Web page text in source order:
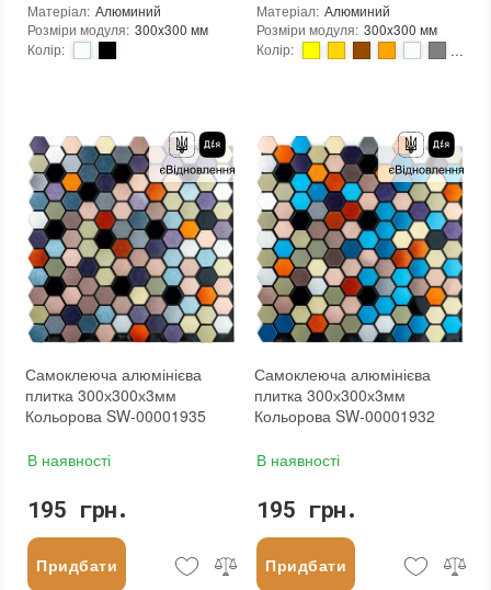
Матеріал: Алюминий
Розміри модуля: 300x300 мм
Колір:
Основа: Самоклейка
Призначення:
В інтер'єрі, Для лазні, Для басейну, Для ванної кімнати та туалету, Для вітальні, Для душової, Для кухні, Для спальні, Для фартуха
Вага модуля: 0.2 кг
Товщина чіпа: 3 мм
Площа модуля: 0,09 м²
Країна виробника: Китай
Бренд: Sticker Wall
Тип поверхні: Матова
: новий
: Зі знижкою
Матеріал: Алюминий
Розміри модуля: 300x300 мм
Колір:
Основа: Самоклейка
Призначення:
В інтер'єрі, Для лазні, Для басейну, Для ванної кімнати та туалету, Для вітальні, Для душової, Для кухні, Для спальні, Для фартуха
Вага модуля: 0.2 кг
Товщина чіпа: 3 мм
Площа модуля: 0,09 м²
Країна виробника: Китай
Бренд: Sticker Wall
Тип поверхні: Матова
Колір виробника:
Різнокольоровий
: новий
Самоклеюча алюмінієва
плитка 300х300х3мм
Кольорова SW-00001935
В наявності
195 грн.
Придбати
Самоклеюча алюмінієва
плитка 300х300х3мм
Кольорова SW-00001932
В наявності
195 грн.
Придбати